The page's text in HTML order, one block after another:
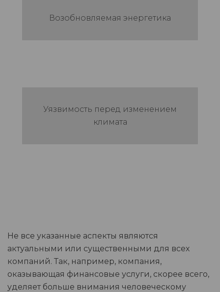
Возобновляемая энергетика
Уязвимость перед изменением
климата
Не все указанные аспекты являются
актуальными или существенными для всех
компаний. Так, например, компания,
оказывающая финансовые услуги, скорее всего,
уделяет больше внимания человеческому